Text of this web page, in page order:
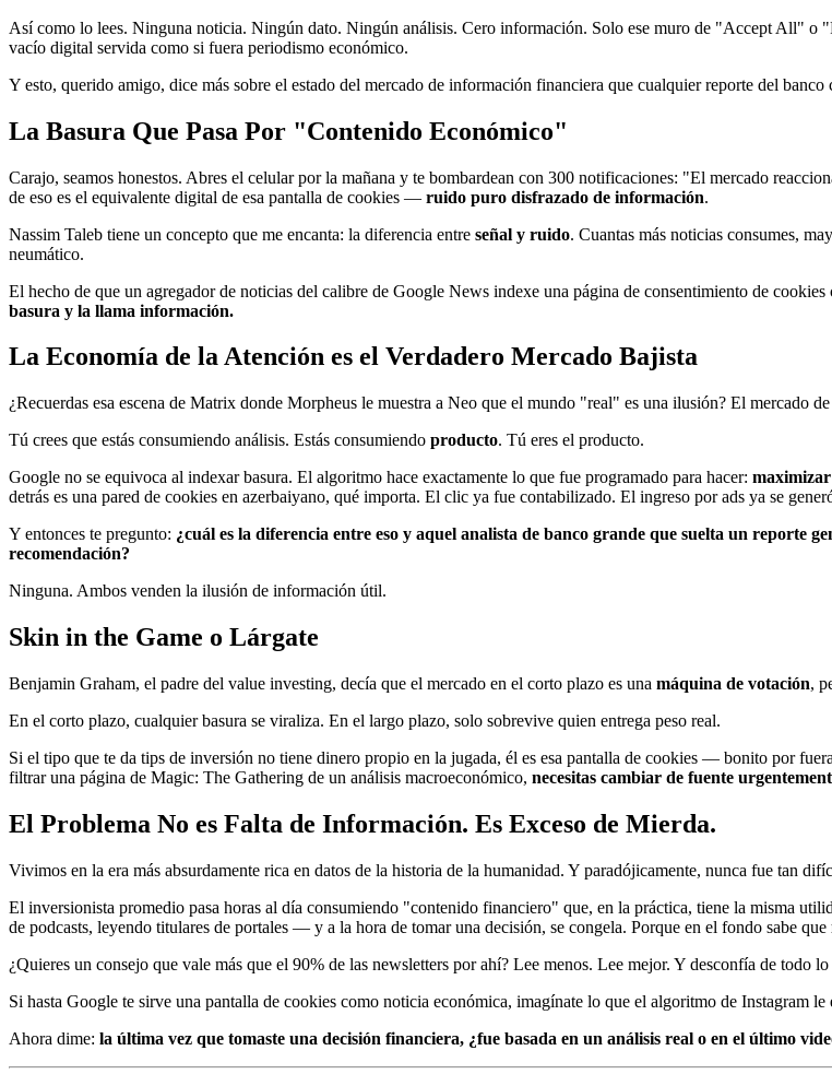
Así como lo lees. Ninguna noticia. Ningún dato. Ningún análisis. Cero información. Solo ese muro de "Accept All"
vacío digital servida como si fuera periodismo económico.
Y esto, querido amigo, dice más sobre el estado del mercado de información financiera que cualquier reporte del banco
La Basura Que Pasa Por "Contenido Económico"
Carajo, seamos honestos. Abres el celular por la mañana y te bombardean con 300 notificaciones: "El mercado
de eso es el equivalente digital de esa pantalla de cookies — ruido puro disfrazado de información.
Nassim Taleb tiene un concepto que me encanta: la diferencia entre señal y ruido. Cuantas más noticias consumes,
neumático.
El hecho de que un agregador de noticias del calibre de Google News indexe una página de consentimiento de
basura y la llama información.
La Economía de la Atención es el Verdadero Mercado Bajista
¿Recuerdas esa escena de Matrix donde Morpheus le muestra a Neo que el mundo "real" es una ilusión? El mercado
Tú crees que estás consumiendo análisis. Estás consumiendo producto. Tú eres el producto.
Google no se equivoca al indexar basura. El algoritmo hace exactamente lo que fue programado para hacer:
detrás es una pared de cookies en azerbaiyano, qué importa. El clic ya fue contabilizado. El ingreso por ads ya se
Y entonces te pregunto: ¿cuál es la diferencia entre eso y aquel analista de banco grande que suelta un reporte
recomendación?
Ninguna. Ambos venden la ilusión de información útil.
Skin in the Game o Lárgate
Benjamin Graham, el padre del value investing, decía que el mercado en el corto plazo es una máquina de votación,
En el corto plazo, cualquier basura se viraliza. En el largo plazo, solo sobrevive quien entrega peso real.
Si el tipo que te da tips de inversión no tiene dinero propio en la jugada, él es esa pantalla de cookies — bonito por
filtrar una página de Magic: The Gathering de un análisis macroeconómico, necesitas cambiar de fuente
El Problema No es Falta de Información. Es Exceso de Mierda.
Vivimos en la era más absurdamente rica en datos de la historia de la humanidad. Y paradójicamente, nunca fue tan
El inversionista promedio pasa horas al día consumiendo "contenido financiero" que, en la práctica, tiene la misma
de podcasts, leyendo titulares de portales — y a la hora de tomar una decisión, se congela. Porque en el fondo sabe que
¿Quieres un consejo que vale más que el 90% de las newsletters por ahí? Lee menos. Lee mejor. Y desconfía de todo
Si hasta Google te sirve una pantalla de cookies como noticia económica, imagínate lo que el algoritmo de Instagram
Ahora dime: la última vez que tomaste una decisión financiera, ¿fue basada en un análisis real o en el último